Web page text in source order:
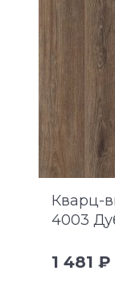
Кварц-
4003
1 481 ₽